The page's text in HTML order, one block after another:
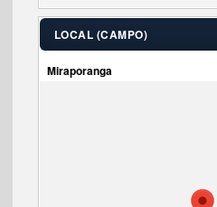
LOCAL (CAMPO)
Miraporanga